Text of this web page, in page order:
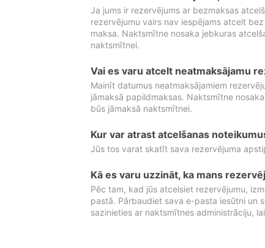
Ja jums ir rezervējums ar bezmaksas
rezervējumu vairs nav iespējams atcelt
maksa. Naktsmītne nosaka jebkuras
naktsmītnei.
Vai es varu atcelt neatmaksājamu
Mainīt datumus neatmaksājamiem
jāmaksā papildmaksas. Naktsmītne
būs jāmaksā naktsmītnei.
Kur var atrast atcelšanas
Jūs tos varat skatīt sava rezervējuma
Kā es varu uzzināt, ka mans
Pēc tam, kad jūs atcelsiet rezervējumu,
pastā. Pārbaudiet sava e-pasta iesūtni un
sazinieties ar naktsmītnes administrāciju,